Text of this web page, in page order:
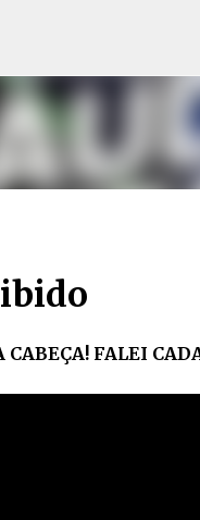
CABEÇA! FALEI